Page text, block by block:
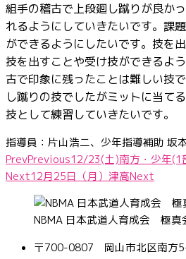
組手の稽古で上段廻し蹴りが良か
れるようにしていきたいです。課
ができるようにしたいです。技を
技を出すことや受け技ができるよ
古で印象に残ったことは難しい技
し蹴りの技でしたがミットに当て
技として練習していきたいです。
指導員：片山浩二、少年指導補助 坂
PrevPrevious12/23(土)南方・少年(1
Next12月25日（月）津高Next
NBMA 日本武道人育成会 極真
〒700-0807 岡山市北区南方